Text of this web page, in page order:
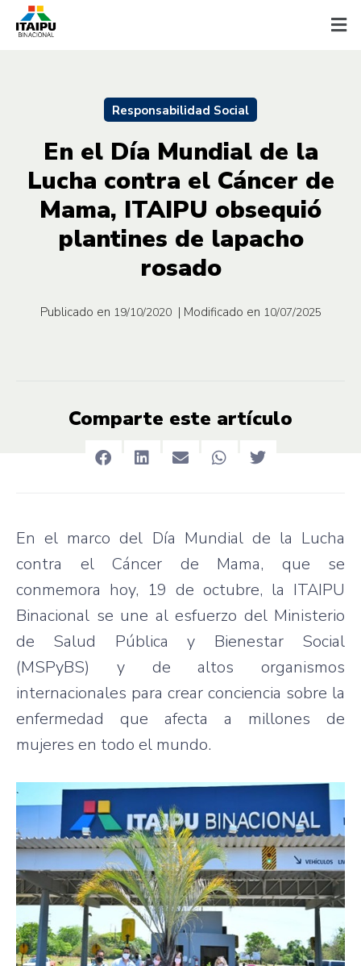
Responsabilidad Social
En el Día Mundial de la
Lucha contra el Cáncer de
Mama, ITAIPU obsequió
plantines de lapacho
rosado
Publicado en 19/10/2020 | Modificado en 10/07/2025
Comparte este artículo
En el marco del Día Mundial de la Lucha
contra el Cáncer de Mama, que se
conmemora hoy, 19 de octubre, la ITAIPU
Binacional se une al esfuerzo del Ministerio
de Salud Pública y Bienestar Social
(MSPyBS) y de altos organismos
internacionales para crear conciencia sobre la
enfermedad que afecta a millones de
mujeres en todo el mundo.